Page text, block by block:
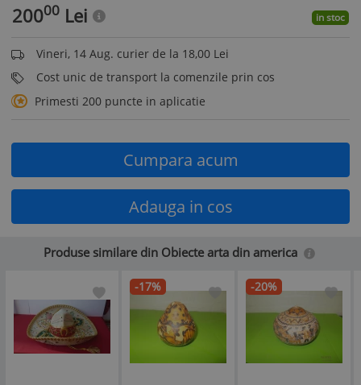
20000 Lei in stoc
Vineri, 14 Aug. curier de la 18,00 Lei
Cost unic de transport la comenzile prin cos
Primesti 200 puncte in aplicatie
Cumpara acum
Adauga in cos
Produse similare din Obiecte arta din america
-17% -20%